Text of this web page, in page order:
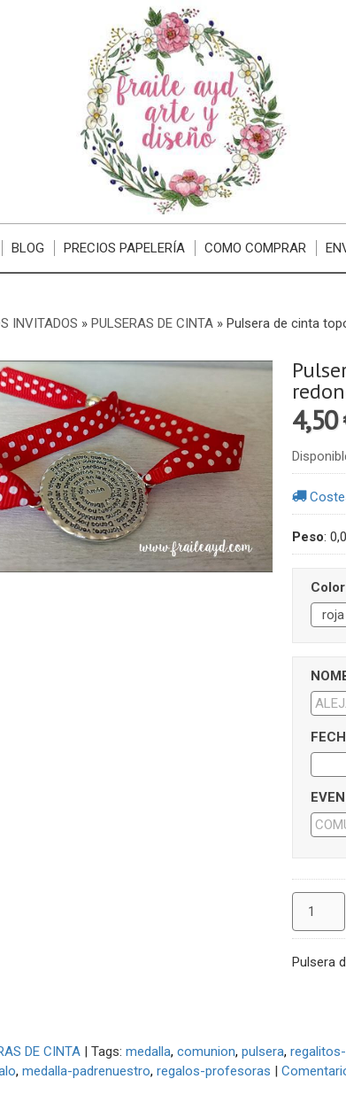
BLOG PRECIOS PAPELERÍA COMO COMPRAR
INVITADOS » PULSERAS DE CINTA» Pulsera de cinta
4,50
Peso:
Pulsera
DE CINTA| Tags: medalla comunion pulsera
medalla-padrenuestro regalos-profesoras |